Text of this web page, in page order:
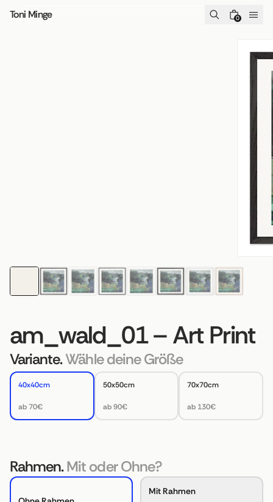
Toni Minge 0
am_wald_01 – Art Print
Variante.Wähle deine Größe
40x40cm
ab 70€
50x50cm
ab 90€
70x70cm
ab 130€
Rahmen.Mit oder Ohne?
Mit Rahmen